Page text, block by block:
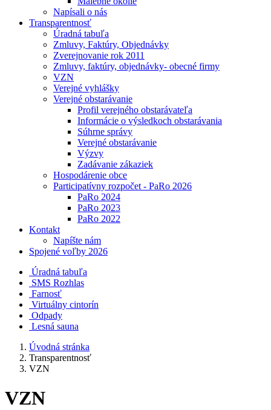
Napísali o nás
Transparentnosť
Úradná tabuľa
Zmluvy, Faktúry, Objednávky
Zverejnovanie rok 2011
Zmluvy, faktúry, objednávky- obecné firmy
VZN
Verejné vyhlášky
Verejné obstarávanie
Profil verejného obstarávateľa
Informácie o výsledkoch obstarávania
Súhrne správy
Verejné obstarávanie
Výzvy
Zadávanie zákaziek
Hospodárenie obce
Participatívny rozpočet - PaRo 2026
PaRo 2024
PaRo 2023
PaRo 2022
Kontakt
Napíšte nám
Spojené voľby 2026
Úradná tabuľa
SMS Rozhlas
Farnosť
Virtuálny cintorín
Odpady
Lesná sauna
Úvodná stránka
Transparentnosť
VZN
VZN